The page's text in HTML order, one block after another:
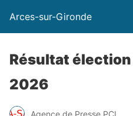
Arces-sur-Gironde
Résultat
2026
Agence de Presse PCI